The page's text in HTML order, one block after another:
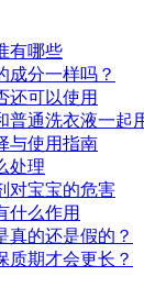
有哪些
成分一样吗？
还可以使用
普通洗衣液一起
与使用指南
处理
对宝宝的危害
什么作用
真的还是假的？
质期才会更长？